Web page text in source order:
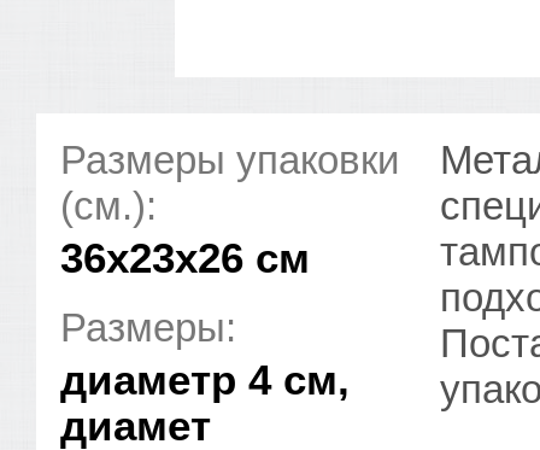
Размеры упаковки
(см.):
36x23x26 см
Размеры:
диаметр 4 см,
диамет